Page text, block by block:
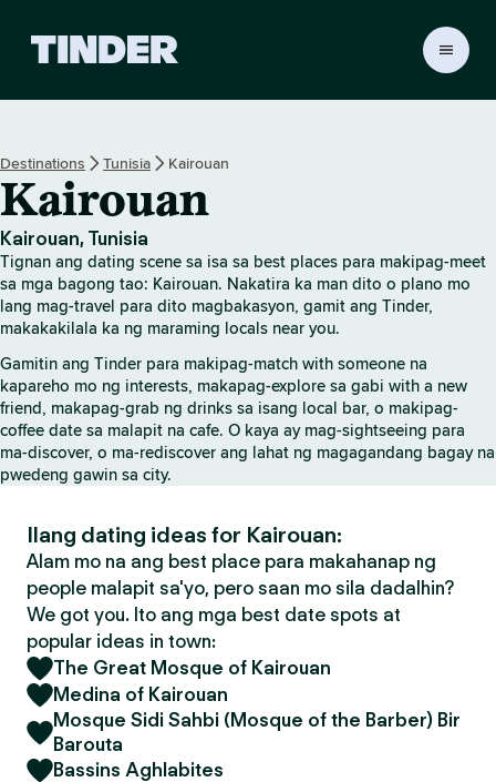
r
H
o
e
Destinations Tunisia Kairouan
Kairouan
Kairouan, Tunisia
Tignan ang dating scene sa isa sa best places para makipag-meet
sa mga bagong tao: Kairouan. Nakatira ka man dito o plano mo
lang mag-travel para dito magbakasyon, gamit ang Tinder,
makakakilala ka ng maraming locals near you.
Gamitin ang Tinder para makipag-match with someone na
kapareho mo ng interests, makapag-explore sa gabi with a new
friend, makapag-grab ng drinks sa isang local bar, o makipag-
coffee date sa malapit na cafe. O kaya ay mag-sightseeing para
ma-discover, o ma-rediscover ang lahat ng magagandang bagay na
pwedeng gawin sa city.
Ilang dating ideas for Kairouan:
Alam mo na ang best place para makahanap ng
people malapit sa'yo, pero saan mo sila dadalhin?
We got you. Ito ang mga best date spots at
popular ideas in town:
The Great Mosque of Kairouan
Medina of Kairouan
Mosque Sidi Sahbi (Mosque of the Barber) Bir
Barouta
Bassins Aghlabites